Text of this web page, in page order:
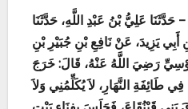
2122 – حَدَّثَنَا عَلِيُّ بْنُ عَبْدِ اللَّهِ، حَدَّثَنَا
أَبِي يَزِيدَ، عَنْ نَافِعِ بْنِ جُبَيْرِ بْنِ
رَضِيَ اللَّهُ عَنْهُ، قَالَ: خَرَجَ
طَائِفَةِ النَّهَارِ، لاَ يُكَلِّمُنِي وَلاَ